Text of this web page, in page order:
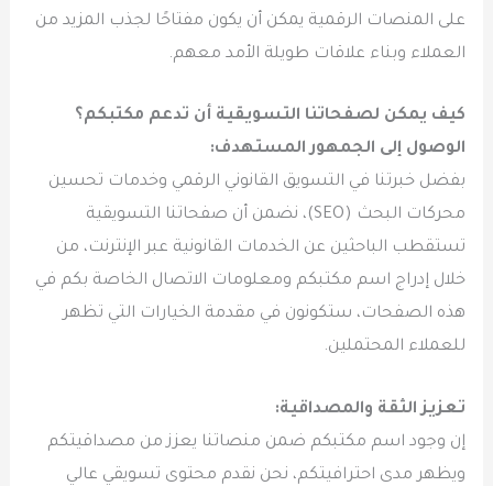
على المنصات الرقمية يمكن أن يكون مفتاحًا لجذب المزيد من
العملاء وبناء علاقات طويلة الأمد معهم.
كيف يمكن لصفحاتنا التسويقية أن تدعم مكتبكم؟
الوصول إلى الجمهور المستهدف:
بفضل خبرتنا في التسويق القانوني الرقمي وخدمات تحسين
محركات البحث (SEO)، نضمن أن صفحاتنا التسويقية
تستقطب الباحثين عن الخدمات القانونية عبر الإنترنت، من
خلال إدراج اسم مكتبكم ومعلومات الاتصال الخاصة بكم في
هذه الصفحات، ستكونون في مقدمة الخيارات التي تظهر
للعملاء المحتملين.
تعزيز الثقة والمصداقية:
إن وجود اسم مكتبكم ضمن منصاتنا يعزز من مصداقيتكم
ويظهر مدى احترافيتكم، نحن نقدم محتوى تسويقي عالي